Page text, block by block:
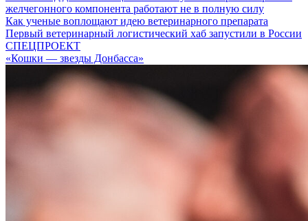
желчегонного компонента работают не в полную силу
Как ученые воплощают идею ветеринарного препарата
Первый ветеринарный логистический хаб запустили в России
СПЕЦПРОЕКТ
«Кошки — звезды Донбасса»